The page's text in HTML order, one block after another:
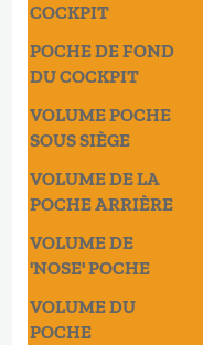
COCKPIT
POCHE DE FOND
DU COCKPIT
VOLUME POCHE
SOUS SIÈGE
VOLUME DE LA
POCHE ARRIÈRE
VOLUME DE
'NOSE' POCHE
VOLUME DU
POCHE